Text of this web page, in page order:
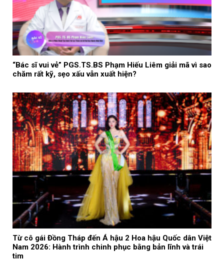
“Bác sĩ vui vẻ” PGS.TS.BS Phạm Hiếu Liêm giải mã vì sao
chăm rất kỹ, sẹo xấu vẫn xuất hiện?
Từ cô gái Đồng Tháp đến Á hậu 2 Hoa hậu Quốc dân Việt
Nam 2026: Hành trình chinh phục bằng bản lĩnh và trái
tim